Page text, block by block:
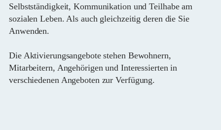
Selbstständigkeit, Kommunikation und Teilhabe am
sozialen Leben. Als auch gleichzeitig deren die Sie
Anwenden.
Die Aktivierungsangebote stehen Bewohnern,
Mitarbeitern, Angehörigen und Interessierten in
verschiedenen Angeboten zur Verfügung.